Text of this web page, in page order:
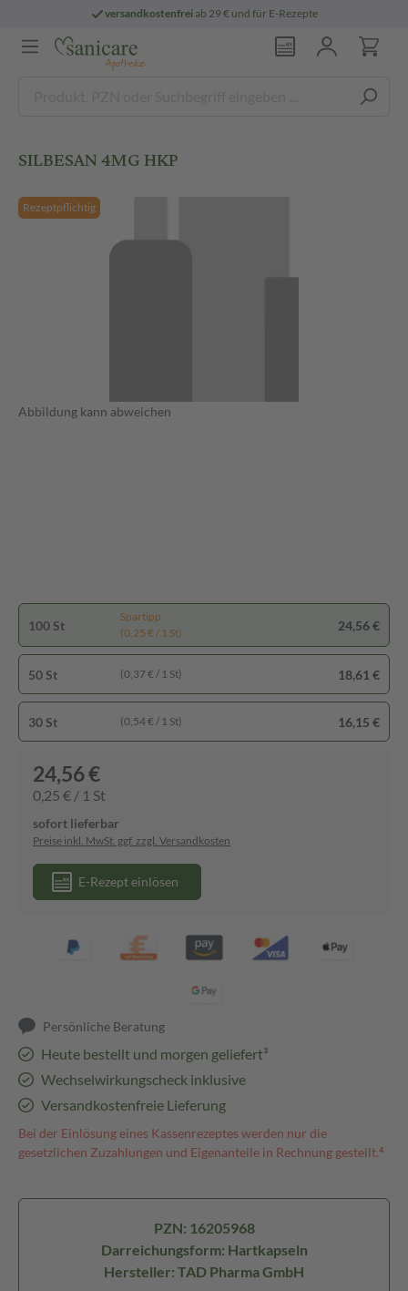
versandkostenfreiab 29 € und für E-Rezepte
SILBESAN 4MG HKP
Rezeptpflichtig
Abbildung kann abweichen
100 St
Spartipp
(0,25 € / 1 St)
24,56 €
50 St (0,37 € / 1 St) 18,61 €
30 St (0,54 € / 1 St) 16,15 €
24,56 €
0,25 € / 1 St
sofort lieferbar
Preise inkl. MwSt. ggf. zzgl. Versandkosten
E-Rezept einlösen
Persönliche Beratung
Heute bestellt und morgen geliefert³
Wechselwirkungscheck inklusive
Versandkostenfreie Lieferung
Bei der Einlösung eines Kassenrezeptes werden nur die
gesetzlichen Zuzahlungen und Eigenanteile in Rechnung gestellt.⁴
PZN: 16205968
Darreichungsform: Hartkapseln
Hersteller: TAD Pharma GmbH